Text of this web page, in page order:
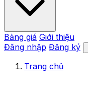
Bảng giá Giới thiệu
Đăng nhập Đăng ký
Trang chủ